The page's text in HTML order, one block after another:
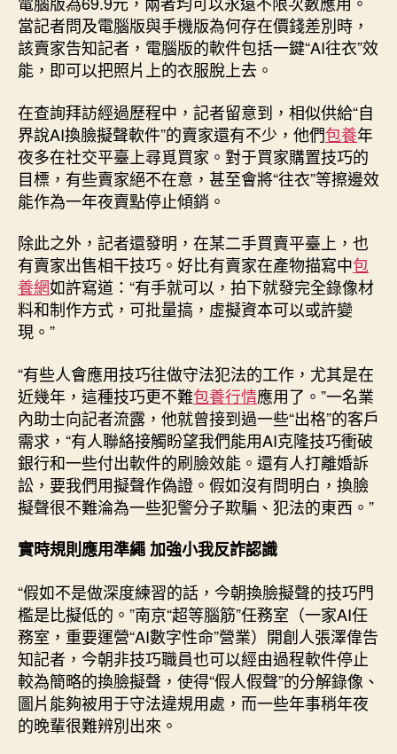
當記者問及電腦版與手機版為何存在價錢差別時，
該賣家告知記者，電腦版的軟件包括一鍵“AI往衣”效
能，即可以把照片上的衣服脫上去。
在查詢拜訪經過歷程中，記者留意到，相似供給“自
界說AI換臉擬聲軟件”的賣家還有不少，他們包養年
夜多在社交平臺上尋覓買家。對于買家購置技巧的
目標，有些賣家絕不在意，甚至會將“往衣”等擦邊效
能作為一年夜賣點停止傾銷。
除此之外，記者還發明，在某二手買賣平臺上，也
有賣家出售相干技巧。好比有賣家在產物描寫中包
養網如許寫道：“有手就可以，拍下就發完全錄像材
料和制作方式，可批量搞，虛擬資本可以或許變
現。”
“有些人會應用技巧往做守法犯法的工作，尤其是在
近幾年，這種技巧更不難包養行情應用了。”一名業
內助士向記者流露，他就曾接到過一些“出格”的客戶
需求，“有人聯絡接觸盼望我們能用AI克隆技巧衝破
銀行和一些付出軟件的刷臉效能。還有人打離婚訴
訟，要我們用擬聲作偽證。假如沒有問明白，換臉
擬聲很不難淪為一些犯警分子欺騙、犯法的東西。”
實時規則應用準繩 加強小我反詐認識
“假如不是做深度練習的話，今朝換臉擬聲的技巧門
檻是比擬低的。”南京“超等腦筋”任務室（一家AI任
務室，重要運營“AI數字性命”營業）開創人張澤偉告
知記者，今朝非技巧職員也可以經由過程軟件停止
較為簡略的換臉擬聲，使得“假人假聲”的分解錄像、
圖片能夠被用于守法違規用處，而一些年事稍年夜
的晚輩很難辨別出來。